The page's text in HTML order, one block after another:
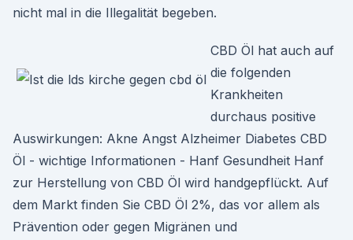
nicht mal in die Illegalität begeben.
CBD Öl hat auch auf
die folgenden
Krankheiten
durchaus positive
Auswirkungen: Akne Angst Alzheimer Diabetes CBD
Öl - wichtige Informationen - Hanf Gesundheit Hanf
zur Herstellung von CBD Öl wird handgepflückt. Auf
dem Markt finden Sie CBD Öl 2%, das vor allem als
Prävention oder gegen Migränen und